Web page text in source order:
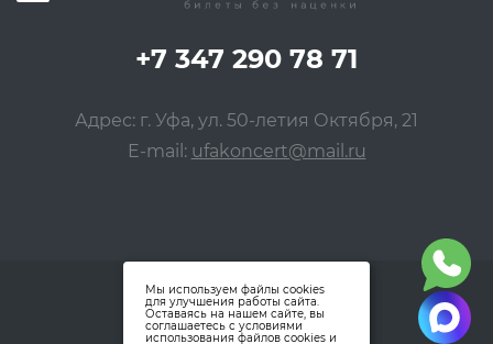
+7 347 290 78 71
Адрес: г. Уфа, ул. 50-летия Октября, 21
E-mail: ufakoncert@mail.ru
Мы используем файлы cookies
для улучшения работы сайта.
Оставаясь на нашем сайте, вы
соглашаетесь с условиями
использования файлов cookies и